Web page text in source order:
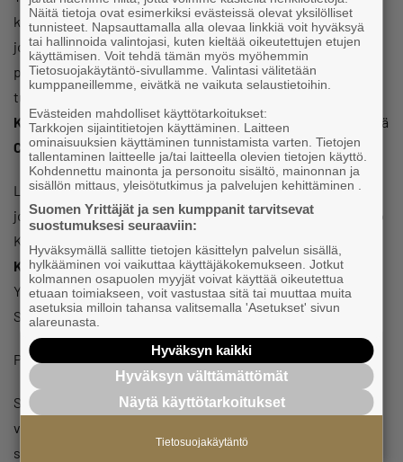
käytävä leikkimielinen kisa Stadi vs. Lande. Stadin
joukkuetta johtaa Helsingin puolesta ääntä pitänyt
pormestariJan Vapaavuori. Hänen joukkueessaan kisaavat
tubettaja Tuure Boelius, näyttelijä ja yrittäjä
Kuusiluomaja Suomen Yrittäjien varapuheenjohtaja, yrittäjä
Carita Orlando.
Landen puolta pitävät kansanedustajaAntti Kaikkosen
johdolla tv:stä tutut yrittäjät Rita Niemi-Manninen ja Sampo
Kaulanen ja Satakunnan Yrittäjien toimitusjohtaja
Kivinen. Kisan juontavat yrittäjäAnna Perhoja Suomen
Yrittäjien toimitusjohtajaMikael Pentikäinen. Mukana myös
Suomen Yrittäjien puheenjohtaja, yrittäjäJyrki Mäkynen
Paikkana Antinkatu 5 torstaina 19.7. klo 13.
SuomiAreena järjestetään tänä kesänä jo 13. kerran. Tänä
vuonna pääteemoina ovat turvallisuus, vastuullisuus ja
suvaitsevaisuus.
Näitä tietoja ovat esimerkiksi evästeissä olevat yksilölliset
tunnisteet. Napsauttamalla alla olevaa linkkiä voit hyväksyä
tai hallinnoida valintojasi, kuten kieltää oikeutettujen etujen
käyttämisen. Voit tehdä tämän myös myöhemmin
Tietosuojakäytäntö-sivullamme. Valintasi välitetään
kumppaneillemme, eivätkä ne vaikuta selaustietoihin.
Evästeiden mahdolliset käyttötarkoitukset:
Tarkkojen sijaintitietojen käyttäminen. Laitteen
ominaisuuksien käyttäminen tunnistamista varten. Tietojen
tallentaminen laitteelle ja/tai laitteella olevien tietojen käyttö.
Kohdennettu mainonta ja personoitu sisältö, mainonnan ja
sisällön mittaus, yleisötutkimus ja palvelujen kehittäminen .
Suomen Yrittäjät ja sen kumppanit tarvitsevat
suostumuksesi seuraaviin:
Hyväksymällä sallitte tietojen käsittelyn palvelun sisällä,
hylkääminen voi vaikuttaa käyttäjäkokemukseen. Jotkut
kolmannen osapuolen myyjät voivat käyttää oikeutettua
etuaan toimiakseen, voit vastustaa sitä tai muuttaa muita
asetuksia milloin tahansa valitsemalla 'Asetukset' sivun
alareunasta.
Hyväksyn kaikki
Hyväksyn välttämättömät
Näytä käyttötarkoitukset
Tietosuojakäytäntö